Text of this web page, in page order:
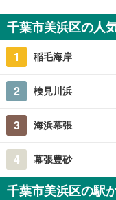
千葉市美浜区の人
1 稲毛海岸
2 検見川浜
3 海浜幕張
4 幕張豊砂
千葉市美浜区の駅